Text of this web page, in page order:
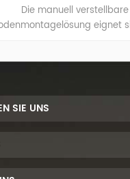
Die manuell verstellbare
eignet
SIE UNS